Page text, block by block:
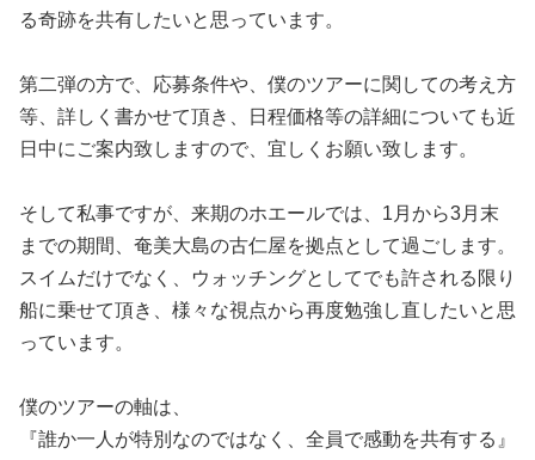
る奇跡を共有したいと思っています。
第二弾の方で、応募条件や、僕のツアーに関しての考え方
等、詳しく書かせて頂き、日程価格等の詳細についても近
日中にご案内致しますので、宜しくお願い致します。
そして私事ですが、来期のホエールでは、1月から3月末
までの期間、奄美大島の古仁屋を拠点として過ごします。
スイムだけでなく、ウォッチングとしてでも許される限り
船に乗せて頂き、様々な視点から再度勉強し直したいと思
っています。
僕のツアーの軸は、
『誰か一人が特別なのではなく、全員で感動を共有する』